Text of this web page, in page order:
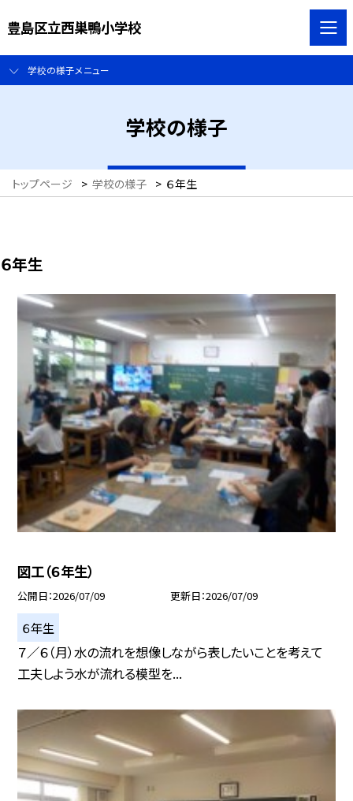
豊島区立西巣鴨小学校
学校の様子メニュー
学校の様子
トップページ > 学校の様子 > ６年生
６年生
図工（６年生）
公開日 2026/07/09 更新日 2026/07/09
６年生
７／６（月）水の流れを想像しながら表したいことを考えて
工夫しよう水が流れる模型を...